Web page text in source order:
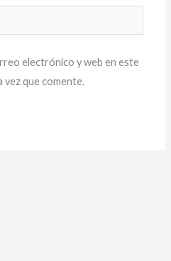
electrónico y web en este
vez que comente.